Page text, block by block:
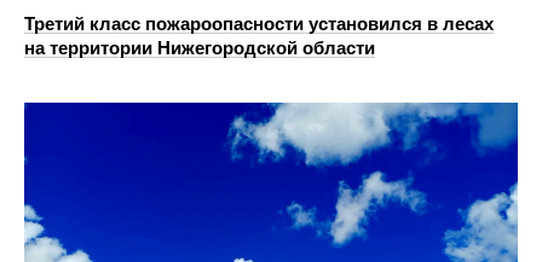
Третий класс пожароопасности установился в лесах
на территории Нижегородской области